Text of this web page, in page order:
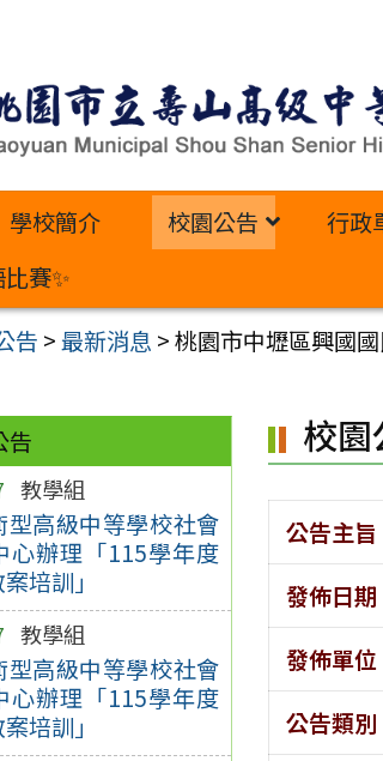
學校簡介 校園公告 行政
賽✨
告 >最新消息 >桃園市中壢區興國
告
教學組
型高級中等學校社會
心辦理「115學年度
培訓」
教學組
型高級中等學校社會
心辦理「115學年度
培訓」
校園
公告主旨
發佈日期
發佈單位
公告類別